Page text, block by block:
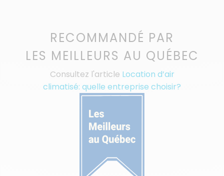
RECOMMANDÉ PAR
LES MEILLEURS AU QUÉBEC
Consultez l'article Location d’air
climatisé: quelle entreprise choisir?